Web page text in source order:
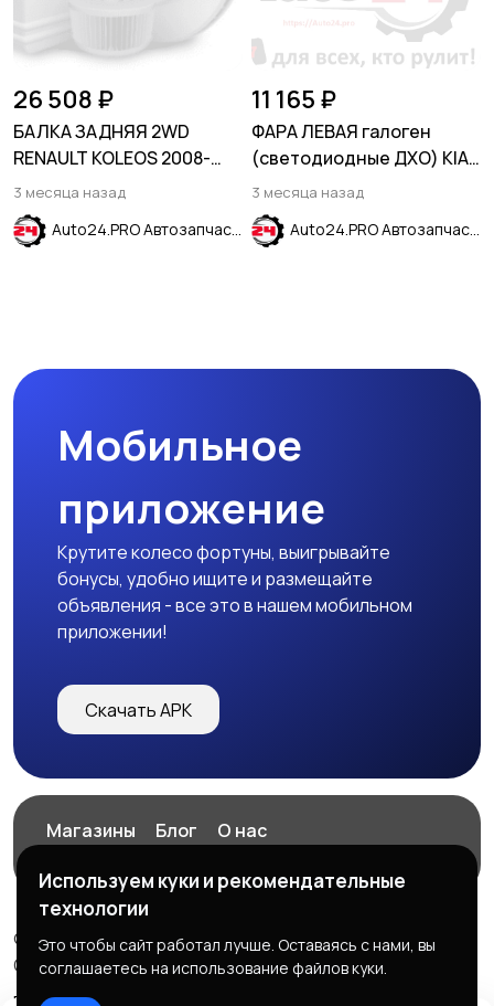
26 508 ₽
БАЛКА ЗАДНЯЯ 2WD
RENAULT KOLEOS 2008-
2016
3 месяца назад
Auto24.PRO Автозапчасти
11 165 ₽
ФАРА ЛЕВАЯ галоген
(светодиодные ДХО) KIA
OPTIMA IV 2018-
(рестайлинг)
3 месяца назад
Auto24.PRO Автозапчасти
Мобильное
приложение
Крутите колесо фортуны, выигрывайте
бонусы, удобно ищите и размещайте
объявления - все это в нашем мобильном
приложении!
Скачать APK
Магазины Блог
О нас
© 2026 ExZz.ru - Маркетплейс Экспресс Заказ
ООО "ЭКЗЗ", ОГРН: 888333777444
Используем куки и рекомендательные
технологии
Это чтобы сайт работал лучше. Оставаясь с нами, вы
соглашаетесь на использование файлов куки.